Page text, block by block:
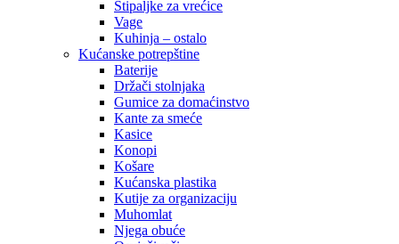
Štipaljke za vrećice
Vage
Kuhinja – ostalo
Kućanske potrepštine
Baterije
Držači stolnjaka
Gumice za domaćinstvo
Kante za smeće
Kasice
Konopi
Košare
Kućanska plastika
Kutije za organizaciju
Muhomlat
Njega obuće